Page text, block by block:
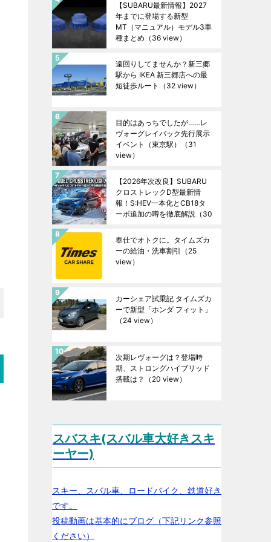
【SUBARU最新情報】2027
年までに登場する新型
MT（マニュアル）モデル3車
種まとめ （36 view）
遠回りしてませんか？新三郷
駅から IKEA 新三郷店への最
短徒歩ルート
（32 view）
目的はあっちでしたが……レ
ヴォーグレイバック先行展示
イベント（東京駅）
（31
view）
【2026年次改良】SUBARU
クロストレックD型最新情
報！S:HEV一本化とCB18タ
ーボ追加の噂を徹底解説 （30
奉仕でオトクに。タイムズカ
ーの給油・洗車割引 （25
view）
カーシェア試乗記 タイムズカ
ーで新型「ホンダ フィット」
（24 view）
次期レヴォーグは？登場時
期、ストロングハイブリッド
搭載は？
（20 view）
スバスキ(スバル車大好きスキ
ーヤー)
スキー、スバル車、ロードバイク、鉄道好き
です。
投稿動画は基本的にブログ（下記リンク参照
ください）